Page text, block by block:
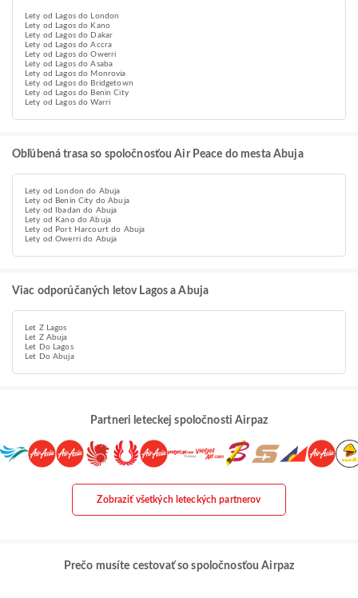
Lety od Lagos do London
Lety od Lagos do Kano
Lety od Lagos do Dakar
Lety od Lagos do Accra
Lety od Lagos do Owerri
Lety od Lagos do Asaba
Lety od Lagos do Monrovia
Lety od Lagos do Bridgetown
Lety od Lagos do Benin City
Lety od Lagos do Warri
Obľúbená trasa so spoločnosťou Air Peace do mesta Abuja
Lety od London do Abuja
Lety od Benin City do Abuja
Lety od Ibadan do Abuja
Lety od Kano do Abuja
Lety od Port Harcourt do Abuja
Lety od Owerri do Abuja
Viac odporúčaných letov Lagos a Abuja
Let Z Lagos
Let Z Abuja
Let Do Lagos
Let Do Abuja
Partneri leteckej spoločnosti Airpaz
Zobraziť všetkých leteckých partnerov
Prečo musíte cestovať so spoločnosťou Airpaz